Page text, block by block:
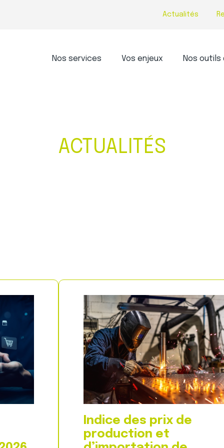
Actualités
Principal
Nos services Vos enjeux Nos outils
ACTUALITÉS
Indice des prix de
production et